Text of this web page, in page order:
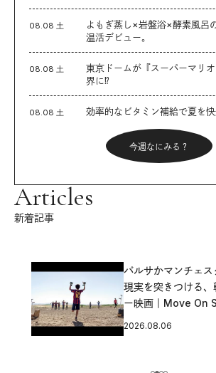
08.08 土
よもぎ蒸し×岩盤浴×酵素風呂
温活デビュー。
08.08 土
東京ドームが『スーパーマリ
界に⁉︎
08.08 土 効率的なビタミン補給で夏を快
今週なにみる？
Articles
新着記事
バルサかマンチェ
現実を突きつける、
ー映画｜Move On
2026.08.06